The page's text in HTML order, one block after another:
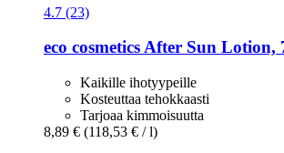
4.7 (23)
eco cosmeticsAfter Sun Lotion,
Kaikille ihotyypeille
Kosteuttaa tehokkaasti
Tarjoaa kimmoisuutta
8,89 € (118,53 € / l)